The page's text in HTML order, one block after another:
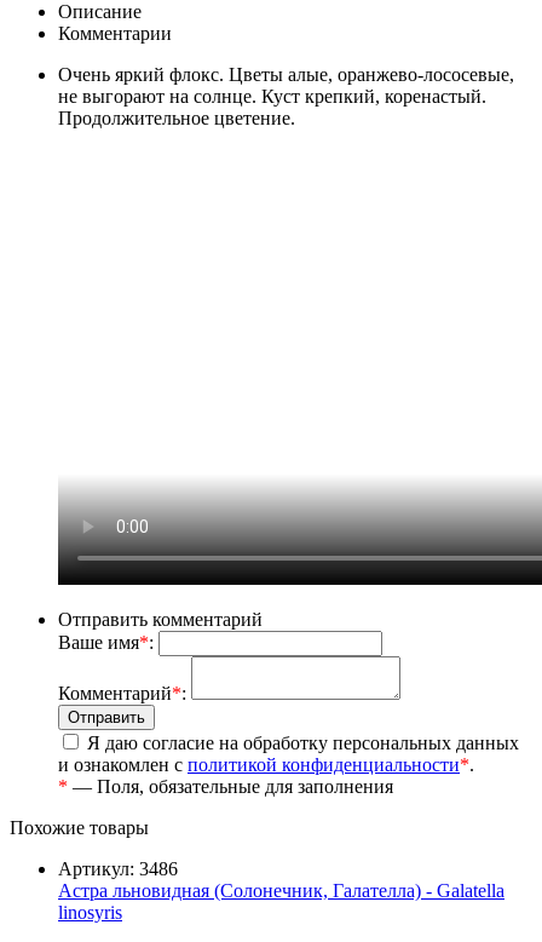
Описание
Комментарии
Очень яркий флокс. Цветы алые, оранжево-лососевые,
не выгорают на солнце. Куст крепкий, коренастый.
Продолжительное цветение.
Отправить комментарий
Ваше имя*:
Комментарий*:
Я даю согласие на обработку персональных данных
и ознакомлен с политикой конфиденциальности*.
* — Поля, обязательные для заполнения
Похожие товары
Артикул: 3486
Астра льновидная (Солонечник, Галателла) - Galatella
linosyris